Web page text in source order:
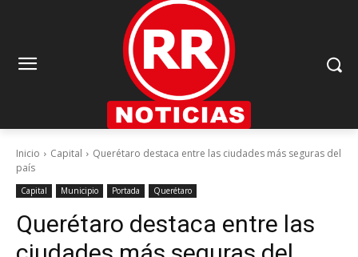
Inicio Capital
Querétaro destaca entre las ciudades más seguras del
país
Capital Municipio Portada Querétaro
Querétaro destaca entre las